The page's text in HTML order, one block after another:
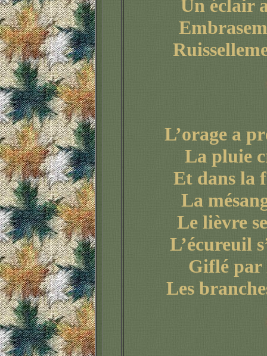
Un éclair
L’orage a
La pluie
Et dans la
La
Le lièvre
L’écureuil
Giflé par
Les